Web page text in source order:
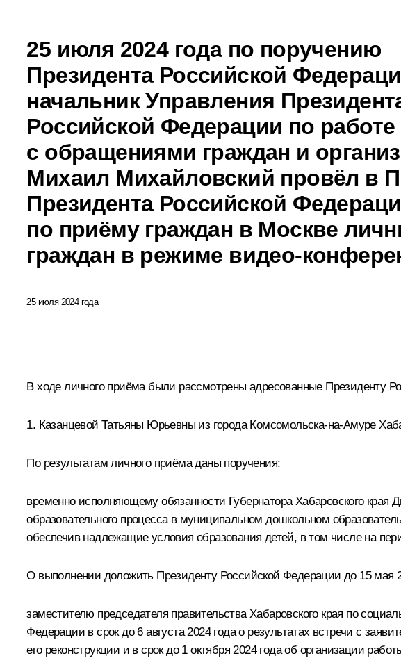
25 июля 2024 года по поручению
Президента Российской
начальник Управления
Российской Федерации по работе
с обращениями граждан и
Михаил Михайловский провёл в
Президента Российской
по приёму граждан в Москве
граждан в режиме видео-
25 июля 2024 года
В ходе личного приёма были рассмотрены адресованные Президенту
1. Казанцевой Татьяны Юрьевны из города Комсомольска-на-Амуре
По результатам личного приёма даны поручения:
временно исполняющему обязанности Губернатора Хабаровского
образовательного процесса в муниципальном дошкольном
обеспечив надлежащие условия образования детей, в том числе на
О выполнении доложить Президенту Российской Федерации до 15 мая
заместителю председателя правительства Хабаровского края по
Федерации в срок до 6 августа 2024 года о результатах встречи с
его реконструкции и в срок до 1 октября 2024 года об организации